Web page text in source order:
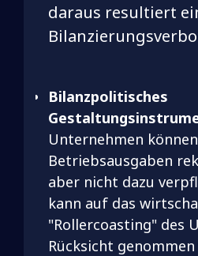
daraus resultiert
Bilanzpolitisches
Unternehmen
Betriebsausgaben
aber nicht dazu
kann auf das
"Rollercoasting" des
Rücksicht